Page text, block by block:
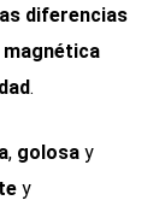
diferencias
.
, golosay
y